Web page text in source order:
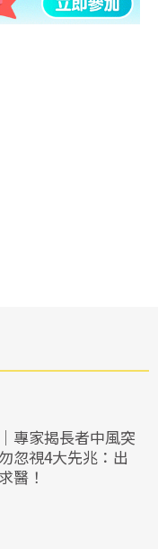
專家揭長者中風突
忽視4大先兆：出
醫！